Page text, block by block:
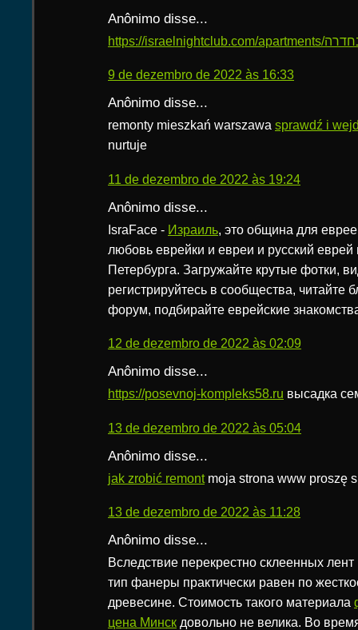
Anônimo disse...
9 de dezembro de 2022 às 16:33
Anônimo disse...
remonty mieszkań warszawa sprawdź i
nurtuje
11 de dezembro de 2022 às 19:24
Anônimo disse...
IsraFace - Израиль, это община для
любовь еврейки и евреи и русский еврей
Петербурга. Загружайте крутые фотки,
регистрируйтесь в сообщества, читайте
форум, подбирайте еврейские
12 de dezembro de 2022 às 02:09
Anônimo disse...
https://posevnoj-kompleks58.ru высадка
13 de dezembro de 2022 às 05:04
Anônimo disse...
jak zrobić remontmoja strona www proszę
13 de dezembro de 2022 às 11:28
Anônimo disse...
Вследствие перекрестно склеенных
тип фанеры практически равен по
древесине. Стоимость такого материала
цена Минск довольно не велика. Во